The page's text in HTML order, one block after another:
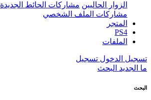
الزوار الحاليين مشاركات الحائط الجديدة
مشاركات الملف الشخصي
المتجر
PS4
الملفات
تسجيل الدخول تسجيل
ما الجديد البحث
البحث